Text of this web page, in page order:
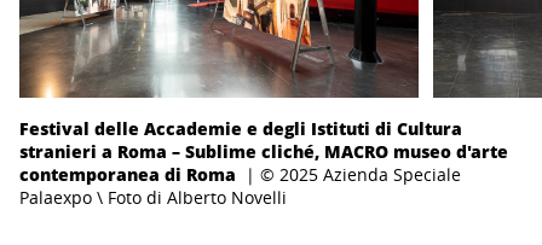
Festival delle Accademie e degli Istituti di Cultura
stranieri a Roma – Sublime cliché, MACRO museo d'arte
contemporanea di Roma | © 2025 Azienda Speciale
Palaexpo \ Foto di Alberto Novelli